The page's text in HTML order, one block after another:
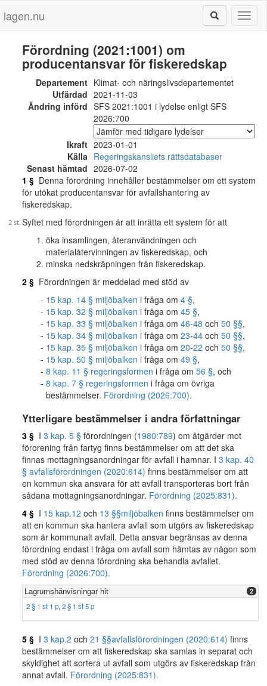
lagen.nu
Förordning (2021:1001) om
producentansvar för fiskeredskap
Departement Klimat- och näringslivsdepartementet
Utfärdad 2021-11-03
Ändring införd SFS 2021:1001 i lydelse enligt SFS
2026:700
Ikraft 2023-01-01
Källa Regeringskansliets rättsdatabaser
Senast hämtad 2026-07-02
1 § Denna förordning innehåller bestämmelser om ett system
för utökat producentansvar för avfallshantering av
fiskeredskap.
Syftet med förordningen är att inrätta ett system för att
öka insamlingen, återanvändningen och
materialåtervinningen av fiskeredskap, och
minska nedskräpningen från fiskeredskap.
2 § Förordningen är meddelad med stöd av
15 kap. 14 § miljöbalken i fråga om 4 §,
15 kap. 32 § miljöbalken i fråga om 45 §,
15 kap. 33 § miljöbalken i fråga om 46-48 och 50 §§,
15 kap. 34 § miljöbalken i fråga om 23-44 och 50 §§,
15 kap. 35 § miljöbalken i fråga om 20-22 och 50 §§,
15 kap. 50 § miljöbalken i fråga om 49 §,
8 kap. 11 § regeringsformen i fråga om 56 §, och
8 kap. 7 § regeringsformen i fråga om övriga
bestämmelser. Förordning (2026:700).
Ytterligare bestämmelser i andra författningar
3 § I 3 kap. 5 § förordningen (1980:789) om åtgärder mot
förorening från fartyg finns bestämmelser om att det ska
finnas mottagningsanordningar för avfall i hamnar. I 3 kap. 40
§ avfallsförordningen (2020:614) finns bestämmelser om att
en kommun ska ansvara för att avfall transporteras bort från
sådana mottagningsanordningar. Förordning (2025:831).
4 § I 15 kap.12 och 13 §§miljöbalken finns bestämmelser om
att en kommun ska hantera avfall som utgörs av fiskeredskap
som är kommunalt avfall. Detta ansvar begränsas av denna
förordning endast i fråga om avfall som hämtas av någon som
med stöd av denna förordning ska behandla avfallet.
Förordning (2026:700).
Lagrumshänvisningar hit 2
2 § 1 st 1 p, 2 § 1 st 5 p
5 § I 3 kap.2 och 21 §§avfallsförordningen (2020:614) finns
bestämmelser om att fiskeredskap ska samlas in separat och
skyldighet att sortera ut avfall som utgörs av fiskeredskap från
annat avfall. Förordning (2025:831).